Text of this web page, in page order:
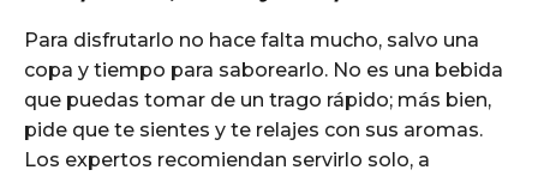
Para disfrutarlo no hace falta mucho, salvo una
copa y tiempo para saborearlo. No es una bebida
que puedas tomar de un trago rápido; más bien,
pide que te sientes y te relajes con sus aromas.
Los expertos recomiendan servirlo solo, a